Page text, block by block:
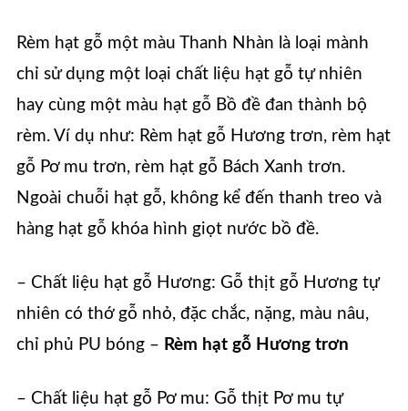
Rèm hạt gỗ một màu Thanh Nhàn là loại mành
chỉ sử dụng một loại chất liệu hạt gỗ tự nhiên
hay cùng một màu hạt gỗ Bồ đề đan thành bộ
rèm. Ví dụ như: Rèm hạt gỗ Hương trơn, rèm hạt
gỗ Pơ mu trơn, rèm hạt gỗ Bách Xanh trơn.
Ngoài chuỗi hạt gỗ, không kể đến thanh treo và
hàng hạt gỗ khóa hình giọt nước bồ đề.
– Chất liệu hạt gỗ Hương: Gỗ thịt gỗ Hương tự
nhiên có thớ gỗ nhỏ, đặc chắc, nặng, màu nâu,
chỉ phủ PU bóng – Rèm hạt gỗ Hương trơn
– Chất liệu hạt gỗ Pơ mu: Gỗ thịt Pơ mu tự